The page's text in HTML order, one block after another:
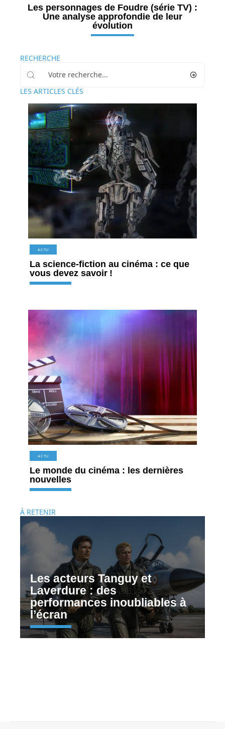
Les personnages de Foudre (série TV) :
Une analyse approfondie de leur
évolution
RECHERCHE
LES ARTICLES CLÉS
ACTU
La science-fiction au cinéma : ce que
vous devez savoir !
ACTU
Le monde du cinéma : les dernières
nouvelles
À RETENIR
Les acteurs Tanguy et
Laverdure : des
performances inoubliables à
l’écran